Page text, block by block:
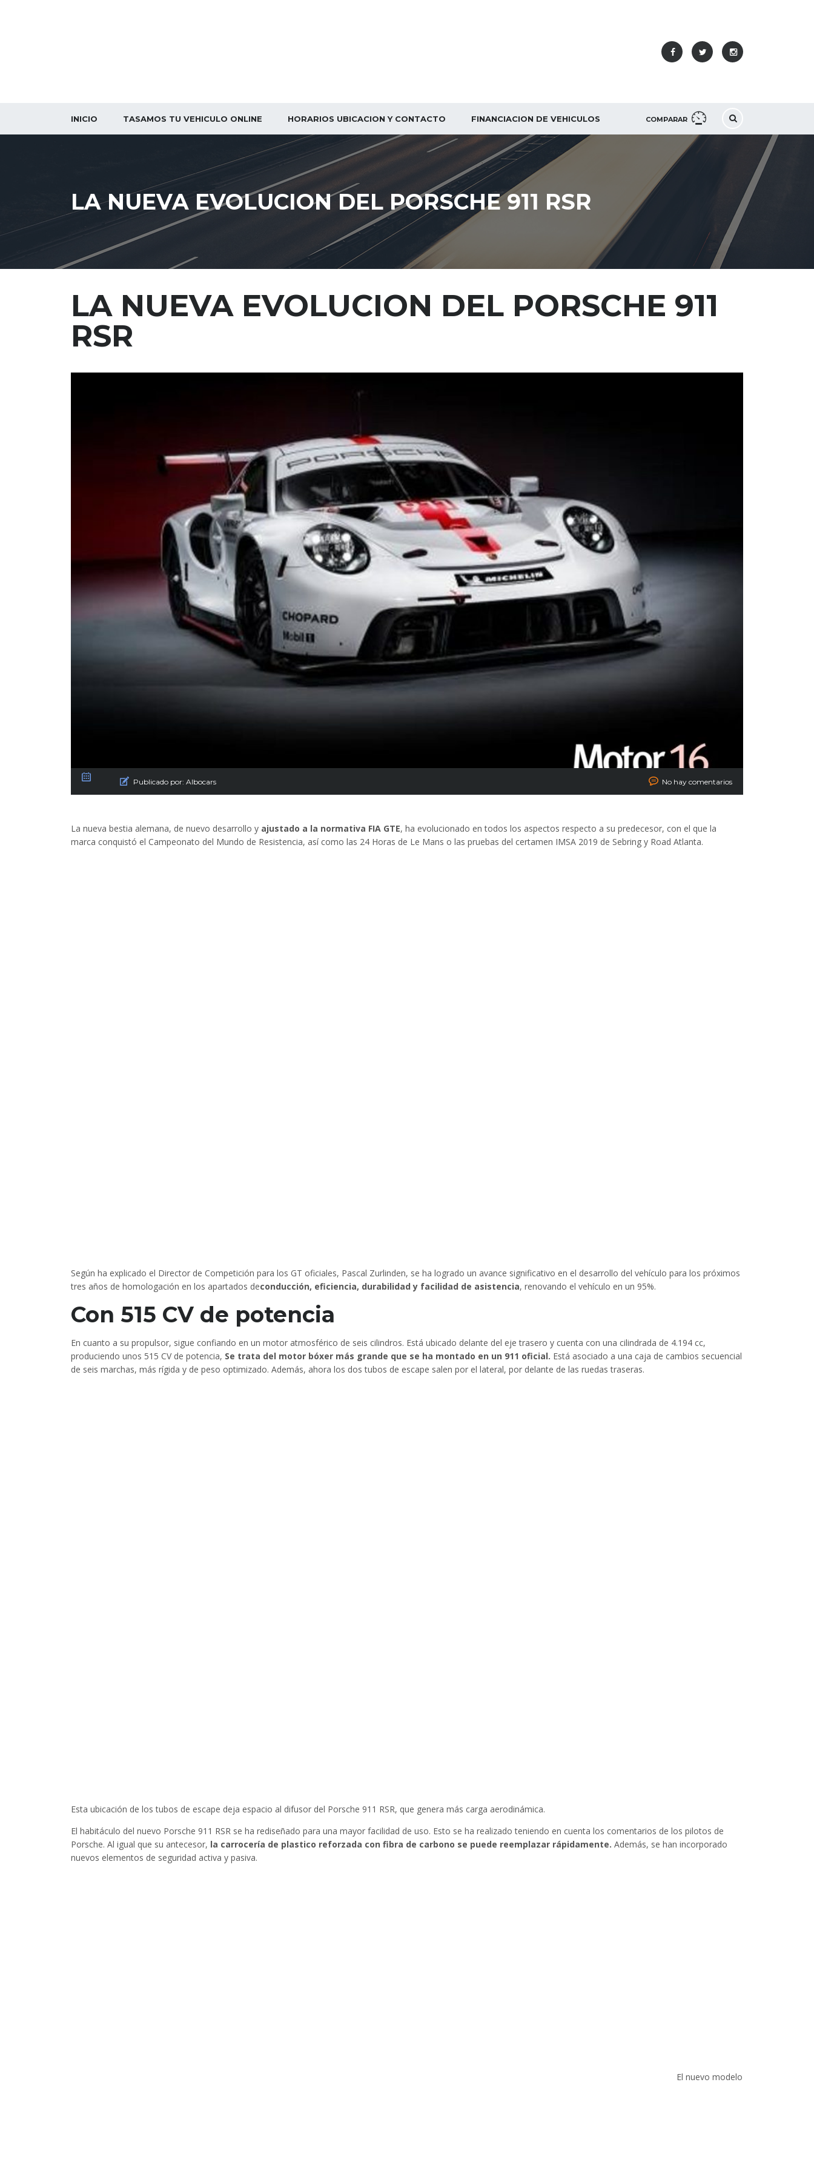
COMPARAR
INICIO TASAMOS TU VEHICULO ONLINE HORARIOS UBICACION Y CONTACTO FINANCIACION DE VEHICULOS
LA NUEVA EVOLUCION DEL PORSCHE 911 RSR
LA NUEVA EVOLUCION DEL PORSCHE 911
RSR
Publicado por: Albocars No hay comentarios
La nueva bestia alemana, de nuevo desarrollo y ajustado a la normativa FIA GTE, ha evolucionado en todos los aspectos respecto a su predecesor, con el que la
marca conquistó el Campeonato del Mundo de Resistencia, así como las 24 Horas de Le Mans o las pruebas del certamen IMSA 2019 de Sebring y Road Atlanta.
Según ha explicado el Director de Competición para los GT oficiales, Pascal Zurlinden, se ha logrado un avance significativo en el desarrollo del vehículo para los próximos
tres años de homologación en los apartados deconducción, eficiencia, durabilidad y facilidad de asistencia, renovando el vehículo en un 95%.
Con 515 CV de potencia
En cuanto a su propulsor, sigue confiando en un motor atmosférico de seis cilindros. Está ubicado delante del eje trasero y cuenta con una cilindrada de 4.194 cc,
produciendo unos 515 CV de potencia, Se trata del motor bóxer más grande que se ha montado en un 911 oficial. Está asociado a una caja de cambios secuencial
de seis marchas, más rígida y de peso optimizado. Además, ahora los dos tubos de escape salen por el lateral, por delante de las ruedas traseras.
Esta ubicación de los tubos de escape deja espacio al difusor del Porsche 911 RSR, que genera más carga aerodinámica.
El habitáculo del nuevo Porsche 911 RSR se ha rediseñado para una mayor facilidad de uso. Esto se ha realizado teniendo en cuenta los comentarios de los pilotos de
Porsche. Al igual que su antecesor, la carrocería de plastico reforzada con fibra de carbono se puede reemplazar rápidamente. Además, se han incorporado
nuevos elementos de seguridad activa y pasiva.
El nuevo modelo